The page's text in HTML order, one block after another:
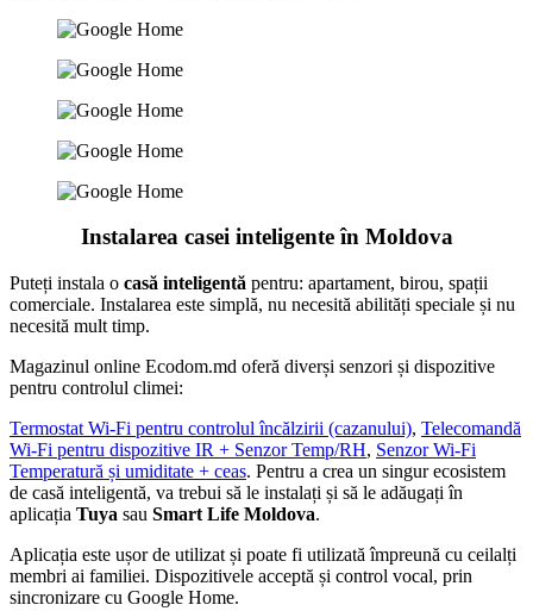
Instalarea casei inteligente în Moldova
Puteți instala o casă inteligentă pentru: apartament, birou, spații
comerciale. Instalarea este simplă, nu necesită abilități speciale și nu
necesită mult timp.
Magazinul online Ecodom.md oferă diverși senzori și dispozitive
pentru controlul climei:
Termostat Wi-Fi pentru controlul încălzirii (cazanului), Telecomandă
Wi-Fi pentru dispozitive IR + Senzor Temp/RH, Senzor Wi-Fi
Temperatură și umiditate + ceas. Pentru a crea un singur ecosistem
de casă inteligentă, va trebui să le instalați și să le adăugați în
aplicația Tuya sau Smart Life Moldova.
Aplicația este ușor de utilizat și poate fi utilizată împreună cu ceilalți
membri ai familiei. Dispozitivele acceptă și control vocal, prin
sincronizare cu Google Home.